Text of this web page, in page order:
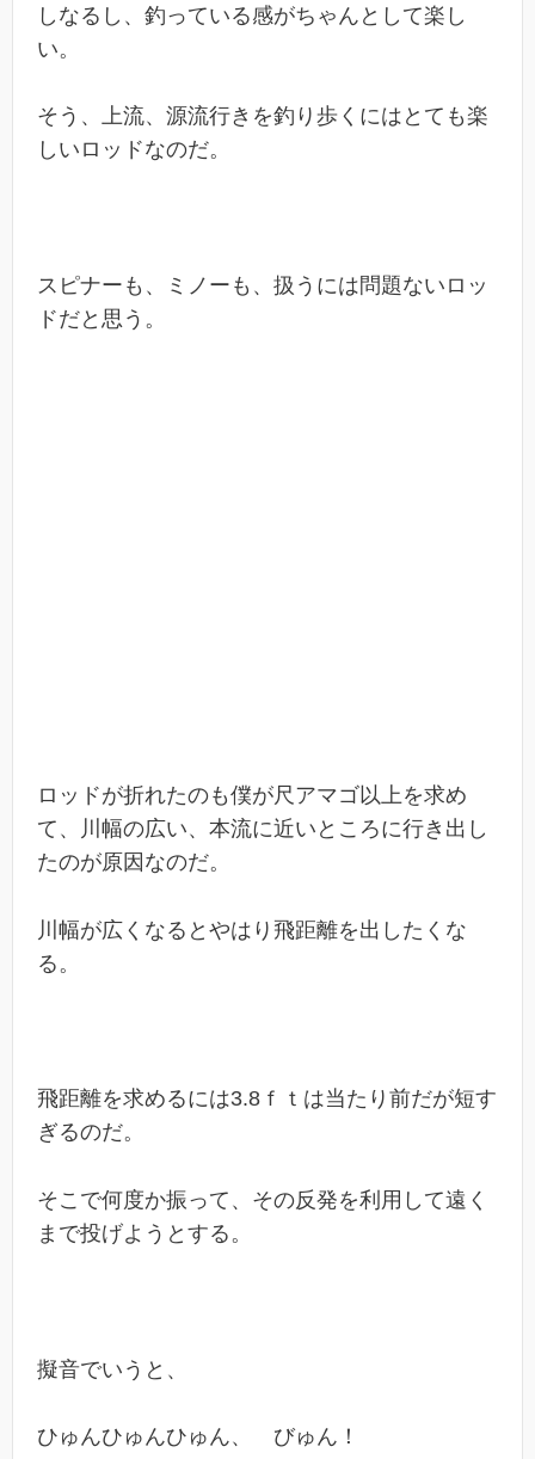
しなるし、釣っている感がちゃんとして楽し
い。
そう、上流、源流行きを釣り歩くにはとても楽
しいロッドなのだ。
スピナーも、ミノーも、扱うには問題ないロッ
ドだと思う。
ロッドが折れたのも僕が尺アマゴ以上を求め
て、川幅の広い、本流に近いところに行き出し
たのが原因なのだ。
川幅が広くなるとやはり飛距離を出したくな
る。
飛距離を求めるには3.8ｆｔは当たり前だが短す
ぎるのだ。
そこで何度か振って、その反発を利用して遠く
まで投げようとする。
擬音でいうと、
ひゅんひゅんひゅん、 びゅん！